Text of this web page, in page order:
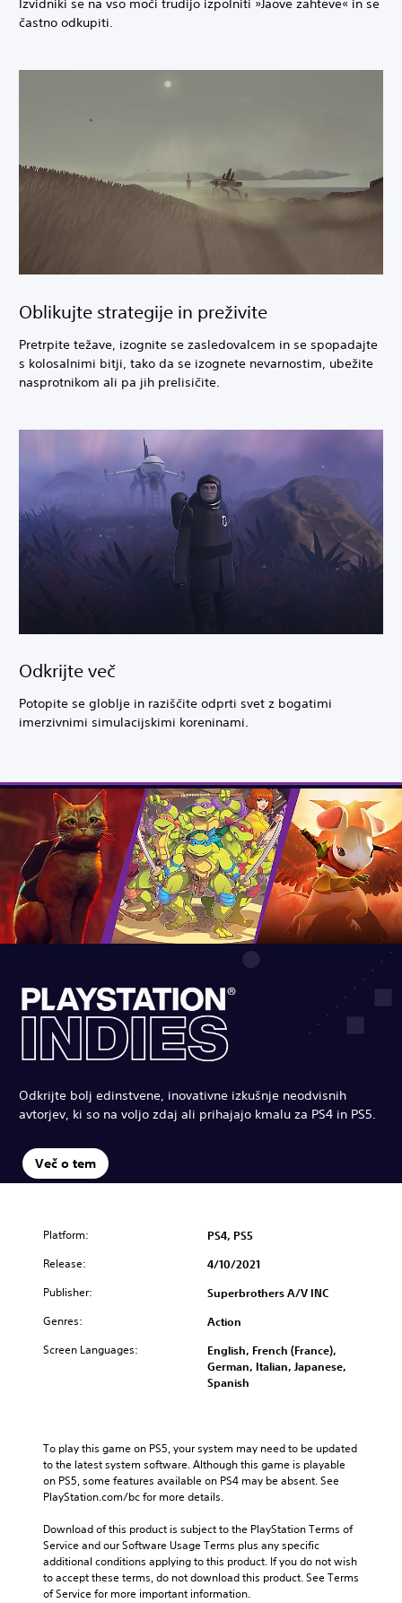
Izvidniki se na vso moči trudijo izpolniti »Jaove zahteve« in se
častno odkupiti.
Oblikujte strategije in preživite
Pretrpite težave, izognite se zasledovalcem in se spopadajte
s kolosalnimi bitji, tako da se izognete nevarnostim, ubežite
nasprotnikom ali pa jih prelisičite.
Odkrijte več
Potopite se globlje in raziščite odprti svet z bogatimi
imerzivnimi simulacijskimi koreninami.
Odkrijte bolj edinstvene, inovativne izkušnje neodvisnih
avtorjev, ki so na voljo zdaj ali prihajajo kmalu za PS4 in PS5.
Več o tem
Platform: PS4, PS5
Release: 4/10/2021
Publisher: Superbrothers A/V INC
Genres: Action
Screen Languages:
English, French (France),
German, Italian, Japanese,
Spanish
To play this game on PS5, your system may need to be updated
to the latest system software. Although this game is playable
on PS5, some features available on PS4 may be absent. See
PlayStation.com/bc for more details.
Download of this product is subject to the PlayStation Terms of
Service and our Software Usage Terms plus any specific
additional conditions applying to this product. If you do not wish
to accept these terms, do not download this product. See Terms
of Service for more important information.